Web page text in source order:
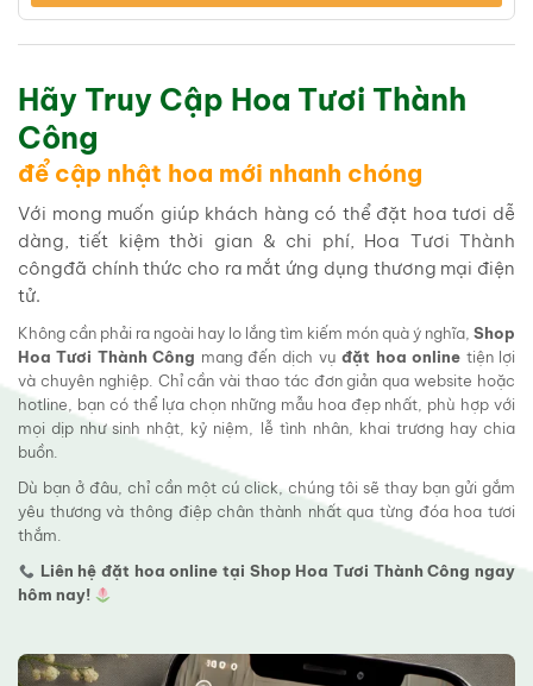
Hãy Truy Cập Hoa Tươi Thành
Công
để cập nhật hoa mới nhanh chóng
Với mong muốn giúp khách hàng có thể đặt hoa tươi dễ
dàng, tiết kiệm thời gian & chi phí, Hoa Tươi Thành
côngđã chính thức cho ra mắt ứng dụng thương mại điện
tử.
Không cần phải ra ngoài hay lo lắng tìm kiếm món quà ý nghĩa, Shop
Hoa Tươi Thành Công mang đến dịch vụđặt hoa online tiện lợi
và chuyên nghiệp. Chỉ cần vài thao tác đơn giản qua website hoặc
hotline, bạn có thể lựa chọn những mẫu hoa đẹp nhất, phù hợp với
mọi dịp như sinh nhật, kỷ niệm, lễ tình nhân, khai trương hay chia
buồn.
Dù bạn ở đâu, chỉ cần một cú click, chúng tôi sẽ thay bạn gửi gắm
yêu thương và thông điệp chân thành nhất qua từng đóa hoa tươi
thắm.
Liên hệ đặt hoa online tại Shop Hoa Tươi Thành Công ngay
hôm nay!